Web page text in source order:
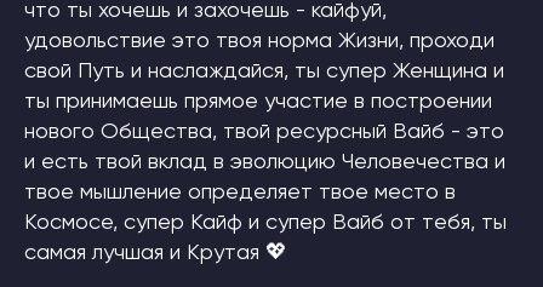
что ты хочешь и захочешь - кайфуй,
удовольствие это твоя норма Жизни, проходи
свой Путь и наслаждайся, ты супер Женщина и
ты принимаешь прямое участие в построении
нового Общества, твой ресурсный Вайб - это
и есть твой вклад в эволюцию Человечества и
твое мышление определяет твое место в
Космосе, супер Кайф и супер Вайб от тебя, ты
самая лучшая и Крутая 💖